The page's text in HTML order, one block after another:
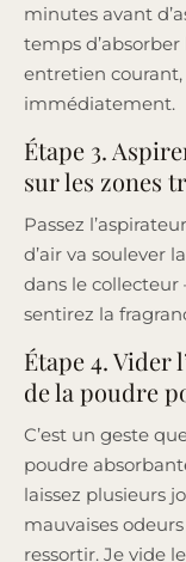
minutes avant
temps
entretien courant,
immédiatement.
Étape 3.
sur les zones
Passez
d’air va soulever
dans le collecteur
sentirez la
Étape 4. Vider
de la poudre
C’est un geste
poudre
laissez plusieurs
mauvaises
ressortir. Je vide